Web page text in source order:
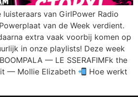
van GirlPower Radio
van de Week verdient.
extra vaak voorbij komen op
in onze playlists! Deze week
— LE SSERAFIMFk the
— Mollie Elizabeth
Hoe werkt